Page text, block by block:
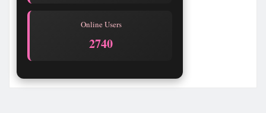
Online Users
2740